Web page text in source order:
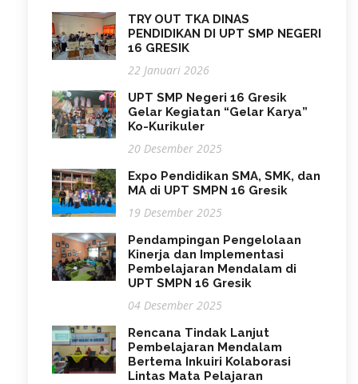
TRY OUT TKA DINAS
PENDIDIKAN DI UPT SMP NEGERI
16 GRESIK
22 Januari 2026
UPT SMP Negeri 16 Gresik
Gelar Kegiatan “Gelar Karya”
Ko-Kurikuler
20 Desember 2025
Expo Pendidikan SMA, SMK, dan
MA di UPT SMPN 16 Gresik
19 Desember 2025
Pendampingan Pengelolaan
Kinerja dan Implementasi
Pembelajaran Mendalam di
UPT SMPN 16 Gresik
04 Desember 2025
Rencana Tindak Lanjut
Pembelajaran Mendalam
Bertema Inkuiri Kolaborasi
Lintas Mata Pelajaran